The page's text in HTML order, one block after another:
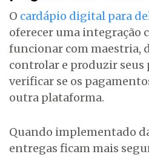
O cardápio digital para
oferecer uma integração
funcionar com maestria,
controlar e produzir seus
verificar se os
outra plataforma.
Quando implementado
entregas ficam mais